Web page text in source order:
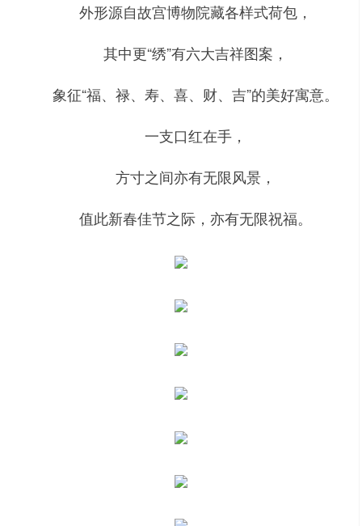
外形源自故宫博物院藏各样式荷包，
其中更“绣”有六大吉祥图案，
象征“福、禄、寿、喜、财、吉”的美好寓意。
一支口红在手，
方寸之间亦有无限风景，
值此新春佳节之际，亦有无限祝福。